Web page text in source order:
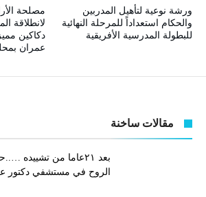
مصلحة
لانطلاقة
دكاكين
عمران
ورشة نوعية لتأهيل المدربين
والحكام استعداداً للمرحلة النهائية
للبطولة المدرسية الأفريقية
مقالات ساخنة
بعد ٢١عاما من تشييده
الروح في مستشفي دكتور